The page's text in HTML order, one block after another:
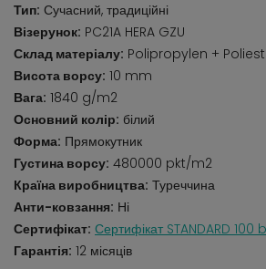
Тип: Сучасний, традиційні
Візерунок: PC21A HERA GZU
Склад матеріалу: Polipropylen +
Висота ворсу: 10 mm
Вага: 1840 g/m2
Основний колір: білий
Форма: Прямокутник
Густина ворсу: 480000 pkt/m2
Країна виробництва: Туреччина
Анти-ковзання: Ні
Сертифікат: Сертифікат STANDARD 100
Гарантія: 12 місяців